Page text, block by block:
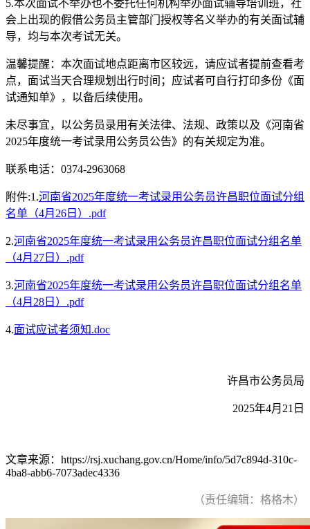
5.本次面试不举办也不委托任何机构举办面试辅导培训班，社
会上出现的假借公务员主管部门授权等名义举办的有关面试辅
导，均与本次考试无关。
温馨提醒：本次面试地点距离市区较远，请应试者提前查看考
点，面试当天合理规划出行时间；应试者可自行打印多份《面
试通知单》，以备后续使用。
未尽事宜，以公务员录用有关法律、法规、政策以及《河南省
2025年度统一考试录用公务员公告》的有关规定为准。
联系电话：0374-2963068
附件:1.河南省2025年度统一考试录用公务员许昌职位面试分组
名单（4月26日）.pdf
2.河南省2025年度统一考试录用公务员许昌职位面试分组名单
（4月27日）.pdf
3.河南省2025年度统一考试录用公务员许昌职位面试分组名单
（4月28日）.pdf
4.面试应试者须知.doc
许昌市公务员局
2025年4月21日
文章来源：https://rsj.xuchang.gov.cn/Home/info/5d7c894d-310c-
4ba8-abb6-7073adec4336
（责任编辑：格格木）